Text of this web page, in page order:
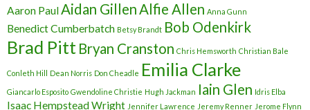
Aaron PaulAidan GillenAlfie Allen Anna Gunn
Benedict Cumberbatch Betsy Brandt Bob Odenkirk
Brad Pitt Bryan Cranston Chris Hemsworth Christian Bale
Conleth Hill Dean Norris Don Cheadle Emilia Clarke
Giancarlo Esposito Gwendoline Christie Hugh Jackman Iain Glen Idris Elba
Isaac Hempstead Wright Jennifer Lawrence Jeremy Renner Jerome Flynn